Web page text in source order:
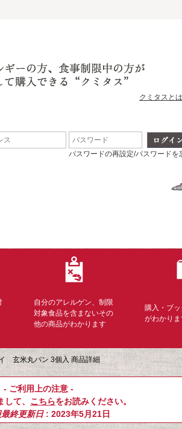
クミタスとは
パスワードの再設定/パスワードを
自分のアレルゲン、制限
対象食品を含まないその
他の商品がわかります
購入・ブ
がわかり
玄米丸パン 3個入 商品詳細
- ご利用上の注意 -
て、 こちらをお読みください。
終更新日: 2023年5月21日